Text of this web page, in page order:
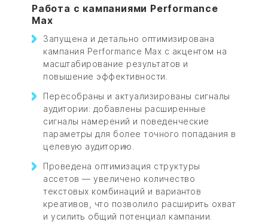
Работа с кампаниями Performance
Max
Запущена и детально оптимизирована
кампания Performance Max с акцентом на
масштабирование результатов и
повышение эффективности.
Пересобраны и актуализированы сигналы
аудитории: добавлены расширенные
сигналы намерений и поведенческие
параметры для более точного попадания в
целевую аудиторию.
Проведена оптимизация структуры
ассетов — увеличено количество
текстовых комбинаций и вариантов
креативов, что позволило расширить охват
и усилить общий потенциал кампании.